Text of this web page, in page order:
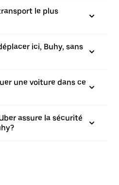
le plus
ici, Buhy, sans
une voiture dans ce
assure la sécurité